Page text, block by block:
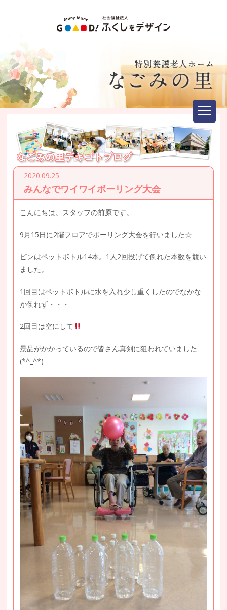
2020.09.25
みんなでワイワイボーリング大会
こんにちは。スタッフの前原です。
9月15日に2階フロアでボーリング大会を行いました☆
ピンはペットボトル14本。1人2回投げて倒れた本数を競い
ました。
1回目はペットボトルに水を入れ少し重くしたのでなかな
か倒れず・・・
2回目は空にして
景品がかかっているので皆さん真剣に狙われていました
(*^_^*)